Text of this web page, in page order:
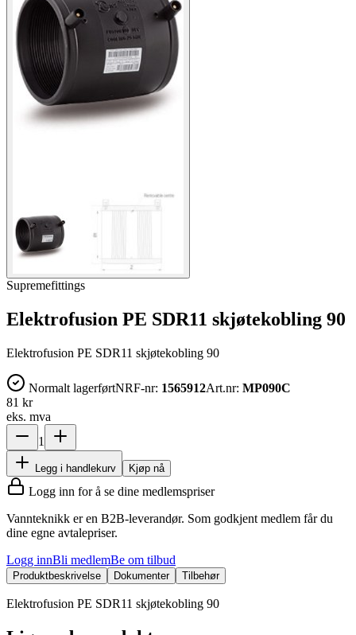
Supremefittings
Elektrofusion PE SDR11 skjøtekobling 90
Elektrofusion PE SDR11 skjøtekobling 90
Normalt lagerførtNRF-nr: 1565912Art.nr: MP090C
81 kr
eks. mva
1
Legg i handlekurv Kjøp nå
Logg inn for å se dine medlemspriser
Vannteknikk er en B2B-leverandør. Som godkjent medlem får du
dine egne avtalepriser.
Logg innBli medlemBe om tilbud
Produktbeskrivelse Dokumenter Tilbehør
Elektrofusion PE SDR11 skjøtekobling 90